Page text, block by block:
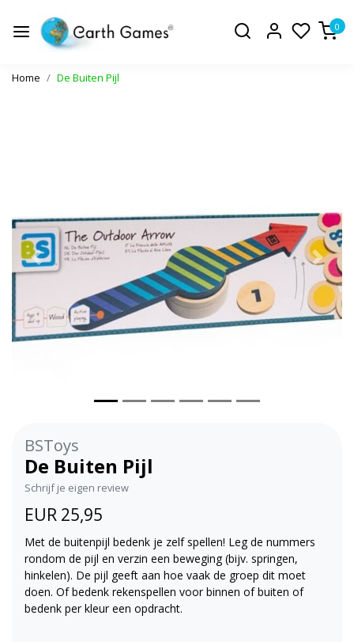
0
Home De Buiten Pijl
Vorige
BSToys
De Buiten Pijl
Schrijf je eigen review
EUR 25,95
Met de buitenpijl bedenk je zelf spellen! Leg de nummers
rondom de pijl en verzin een beweging (bijv. springen,
hinkelen). De pijl geeft aan hoe vaak de groep dit moet
doen. Of bedenk rekenspellen voor binnen of buiten of
bedenk per kleur een opdracht.